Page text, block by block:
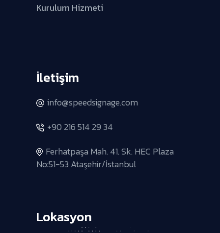
Kurulum Hizmeti
İletişim
info@speedsignage.com
+90 216 514 29 34
Ferhatpaşa Mah. 41. Sk. HEC Plaza
No:51-53 Ataşehir/İstanbul
Lokasyon